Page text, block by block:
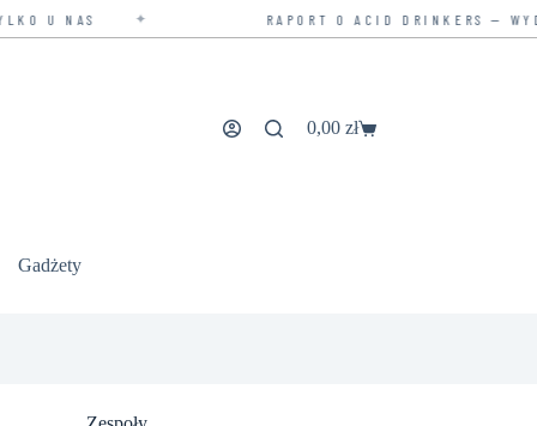
✦ RAPORT O ACID DRINKERS — WYDANIE
Koszyk
0,00 zł
Gadżety